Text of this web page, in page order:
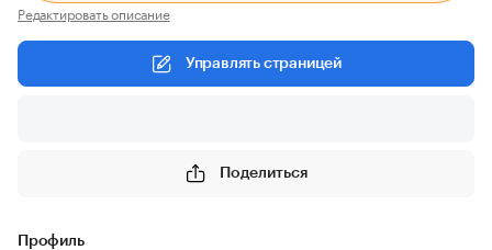
Редактировать описание
Управлять страницей
Поделиться
Профиль